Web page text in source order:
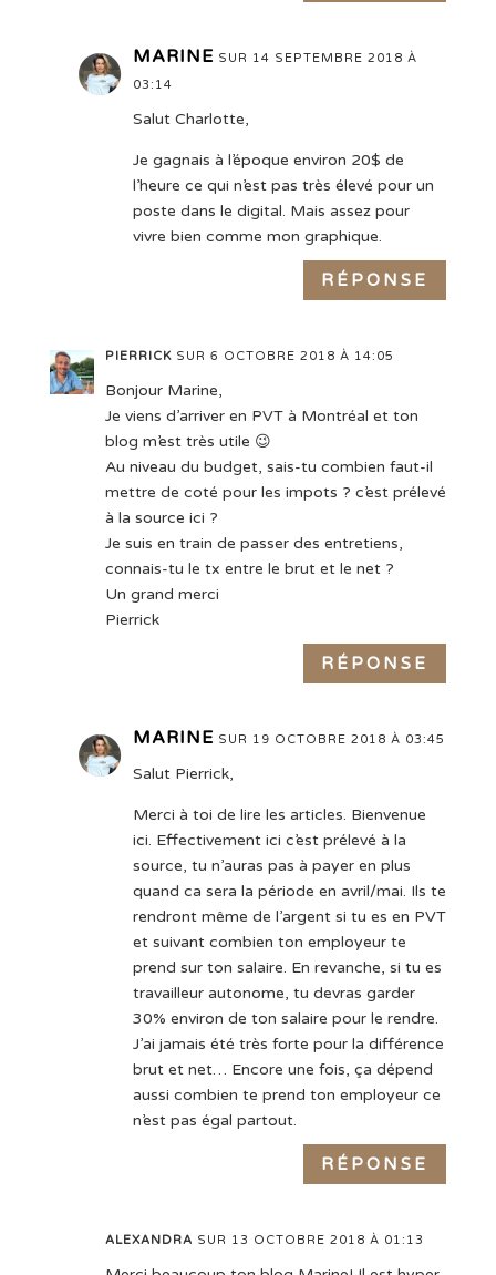
MARINE SUR 14 SEPTEMBRE 2018 À
03:14
Salut Charlotte,
Je gagnais à l’époque environ 20$ de
l’heure ce qui n’est pas très élevé pour un
poste dans le digital. Mais assez pour
vivre bien comme mon graphique.
RÉPONSE
PIERRICK SUR 6 OCTOBRE 2018 À 14:05
Bonjour Marine,
Je viens d’arriver en PVT à Montréal et ton
blog m’est très utile 😉
Au niveau du budget, sais-tu combien faut-il
mettre de coté pour les impots ? c’est prélevé
à la source ici ?
Je suis en train de passer des entretiens,
connais-tu le tx entre le brut et le net ?
Un grand merci
Pierrick
RÉPONSE
MARINE SUR 19 OCTOBRE 2018 À 03:45
Salut Pierrick,
Merci à toi de lire les articles. Bienvenue
ici. Effectivement ici c’est prélevé à la
source, tu n’auras pas à payer en plus
quand ca sera la période en avril/mai. Ils te
rendront même de l’argent si tu es en PVT
et suivant combien ton employeur te
prend sur ton salaire. En revanche, si tu es
travailleur autonome, tu devras garder
30% environ de ton salaire pour le rendre.
J’ai jamais été très forte pour la différence
brut et net… Encore une fois, ça dépend
aussi combien te prend ton employeur ce
n’est pas égal partout.
RÉPONSE
ALEXANDRA SUR 13 OCTOBRE 2018 À 01:13